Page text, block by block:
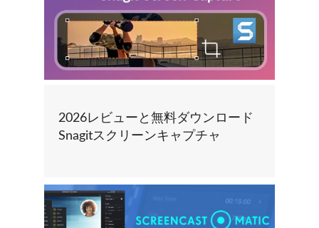
2026レビューと無料ダウンロード
Snagitスクリーンキャプチャ